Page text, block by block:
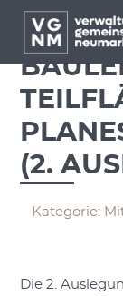
Menü
Menü
(2.
Kategorie:
Die 2.